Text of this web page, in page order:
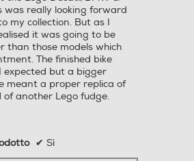
was really looking forward
my collection. But as I
it was going to be
than those models which
The finished bike
expected but a bigger
meant a proper replica of
another Lego fudge.
✔ Sì